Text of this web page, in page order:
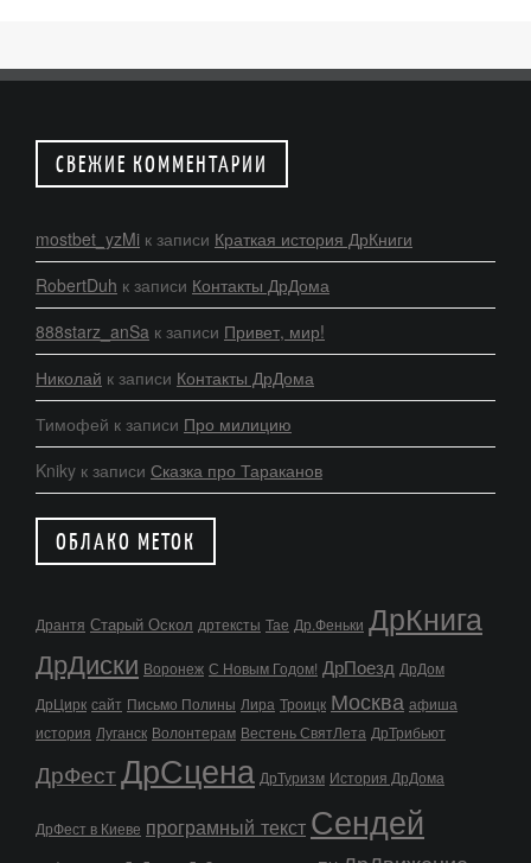
СВЕЖИЕ КОММЕНТАРИИ
mostbet_yzMi к записи Краткая история ДрКниги
RobertDuh к записи Контакты ДрДома
888starz_anSa к записи Привет, мир!
Николай к записи Контакты ДрДома
Тимофей к записи Про милицию
Kniky к записи Сказка про Тараканов
ОБЛАКО МЕТОК
Дрантя Старый Оскол дртексты Тае Др.Феньки ДрКнига
ДрДиски Воронеж С Новым Годом! ДрПоезд ДрДом
ДрЦирк сайт Письмо Полины Лира Троицк Москва афиша
история Луганск Волонтерам Вестень СвятЛета ДрТрибьют
ДрФестДрСцена ДрТуризм История ДрДома
ДрФест в Киеве програмный текст Сендей